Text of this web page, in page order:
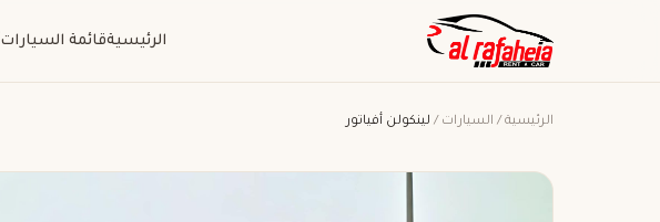
الرئيسيةقائمة السيارات
الرئيسية / السيارات / لينكولن أفياتور